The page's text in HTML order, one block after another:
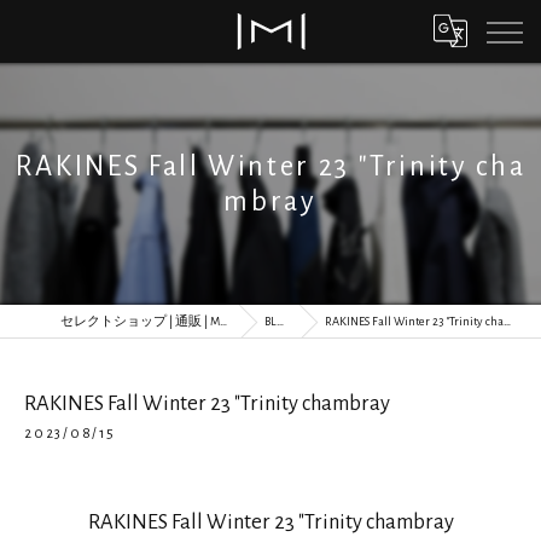
RAKINES Fall Winter 23 "Trinity cha
mbray
セレクトショップ | 通販 | MORLS BLOG RAKINES Fall Winter 23 "Trinity chambray
RAKINES Fall Winter 23 "Trinity chambray
2023/08/15
RAKINES Fall Winter 23 "Trinity chambray